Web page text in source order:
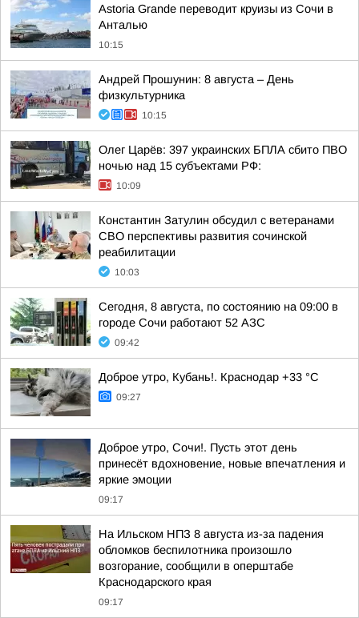
Astoria Grande переводит круизы из Сочи в
Анталью
10:15
Андрей Прошунин: 8 августа – День
физкультурника
10:15
Олег Царёв: 397 украинских БПЛА сбито ПВО
ночью над 15 субъектами РФ:
10:09
Константин Затулин обсудил с ветеранами
СВО перспективы развития сочинской
реабилитации
10:03
Сегодня, 8 августа, по состоянию на 09:00 в
городе Сочи работают 52 АЗС
09:42
Доброе утро, Кубань!. Краснодар +33 °С
09:27
Доброе утро, Сочи!. Пусть этот день
принесёт вдохновение, новые впечатления и
яркие эмоции
09:17
На Ильском НПЗ 8 августа из-за падения
обломков беспилотника произошло
возгорание, сообщили в оперштабе
Краснодарского края
09:17